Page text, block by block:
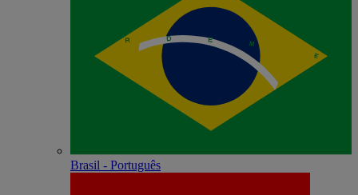
Brasil - Português